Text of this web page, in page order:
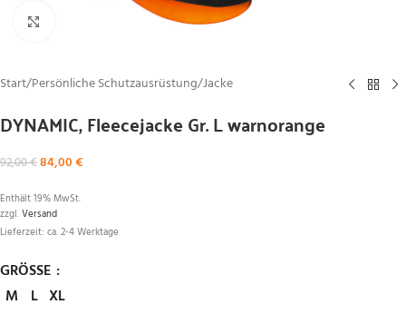
Zum Vergrößern klicken
Start/Persönliche Schutzausrüstung/Jacke
DYNAMIC, Fleecejacke Gr. L warnorange
92,00€84,00€
Enthält 19% MwSt.
zzgl.Versand
Lieferzeit: ca. 2-4 Werktage
GRÖSSE
M L XL